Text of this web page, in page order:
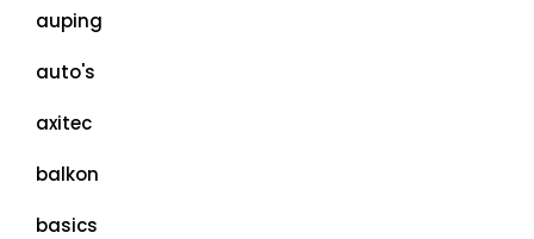
auping
auto's
axitec
balkon
basics